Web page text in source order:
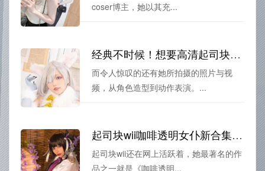
coser博主，她以其充...
经典不时候！想要高清起司块wii榨汁图片合集的人，快来领取吧
而令人惊叹的还有她所拍摄的照片与视
频，从角色造型到动作表演。...
起司块wii咖啡透明女仆新合集发布！这些coser可不一般
起司块wii还在网上活跃着，她最著名的作
品之一就是《咖啡透明...